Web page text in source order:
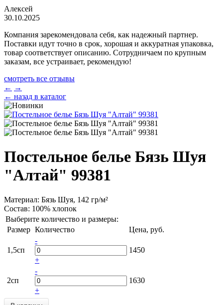
Алексей
30.10.2025
Компания зарекомендовала себя, как надежный партнер.
Поставки идут точно в срок, хорошая и аккуратная упаковка,
товар соответствует описанию. Сотрудничаем по крупным
заказам, все устраивает, рекомендую!
смотреть все отзывы
← →
← назад в каталог
Постельное белье Бязь Шуя
"Алтай" 99381
Материал: Бязь Шуя, 142 гр/м²
Состав: 100% хлопок
Выберите количество и размеры:
Размер Количество Цена, руб.
1,5сп
-
+
1450
2сп
-
+
1630